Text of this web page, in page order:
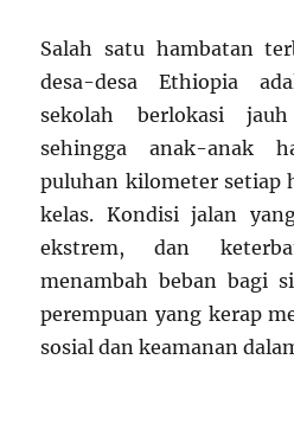
Salah satu hambatan
desa-desa Ethiopia
sekolah berlokasi
sehingga anak-anak
puluhan kilometer setiap
kelas. Kondisi jalan
ekstrem, dan
menambah beban bagi
perempuan yang kerap
sosial dan keamanan